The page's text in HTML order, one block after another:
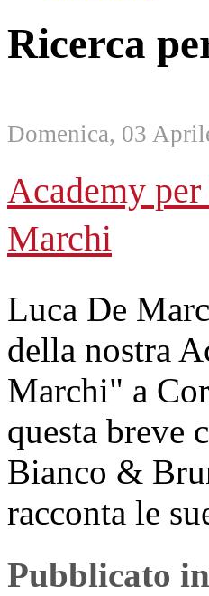
Ricerca
Domenica, 03
Academy
Marchi
Luca De
della nostra
Marchi" a
questa breve
Bianco &
racconta le
Pubblicato in